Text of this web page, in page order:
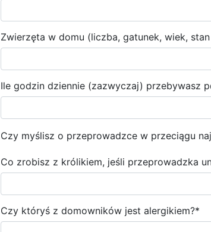
Zwierzęta w domu (liczba, gatunek, wiek,
Ile godzin dziennie (zazwyczaj) przebywasz
Czy myślisz o przeprowadzce w przeciągu
Co zrobisz z królikiem, jeśli przeprowadzka
Czy któryś z domowników jest alergikiem?*